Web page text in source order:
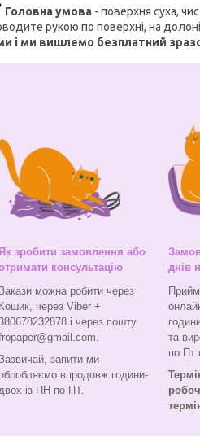
Головна умова - поверхня суха,
рукою по поверхні, на
і ми вишлемо безплатний
зробити замовлення або
консультацію
можна робити через
Кошик, через Viber +
і через пошту
запити ми
впродовж години-
двох із ПН по ПТ.
днів
та
по Пт